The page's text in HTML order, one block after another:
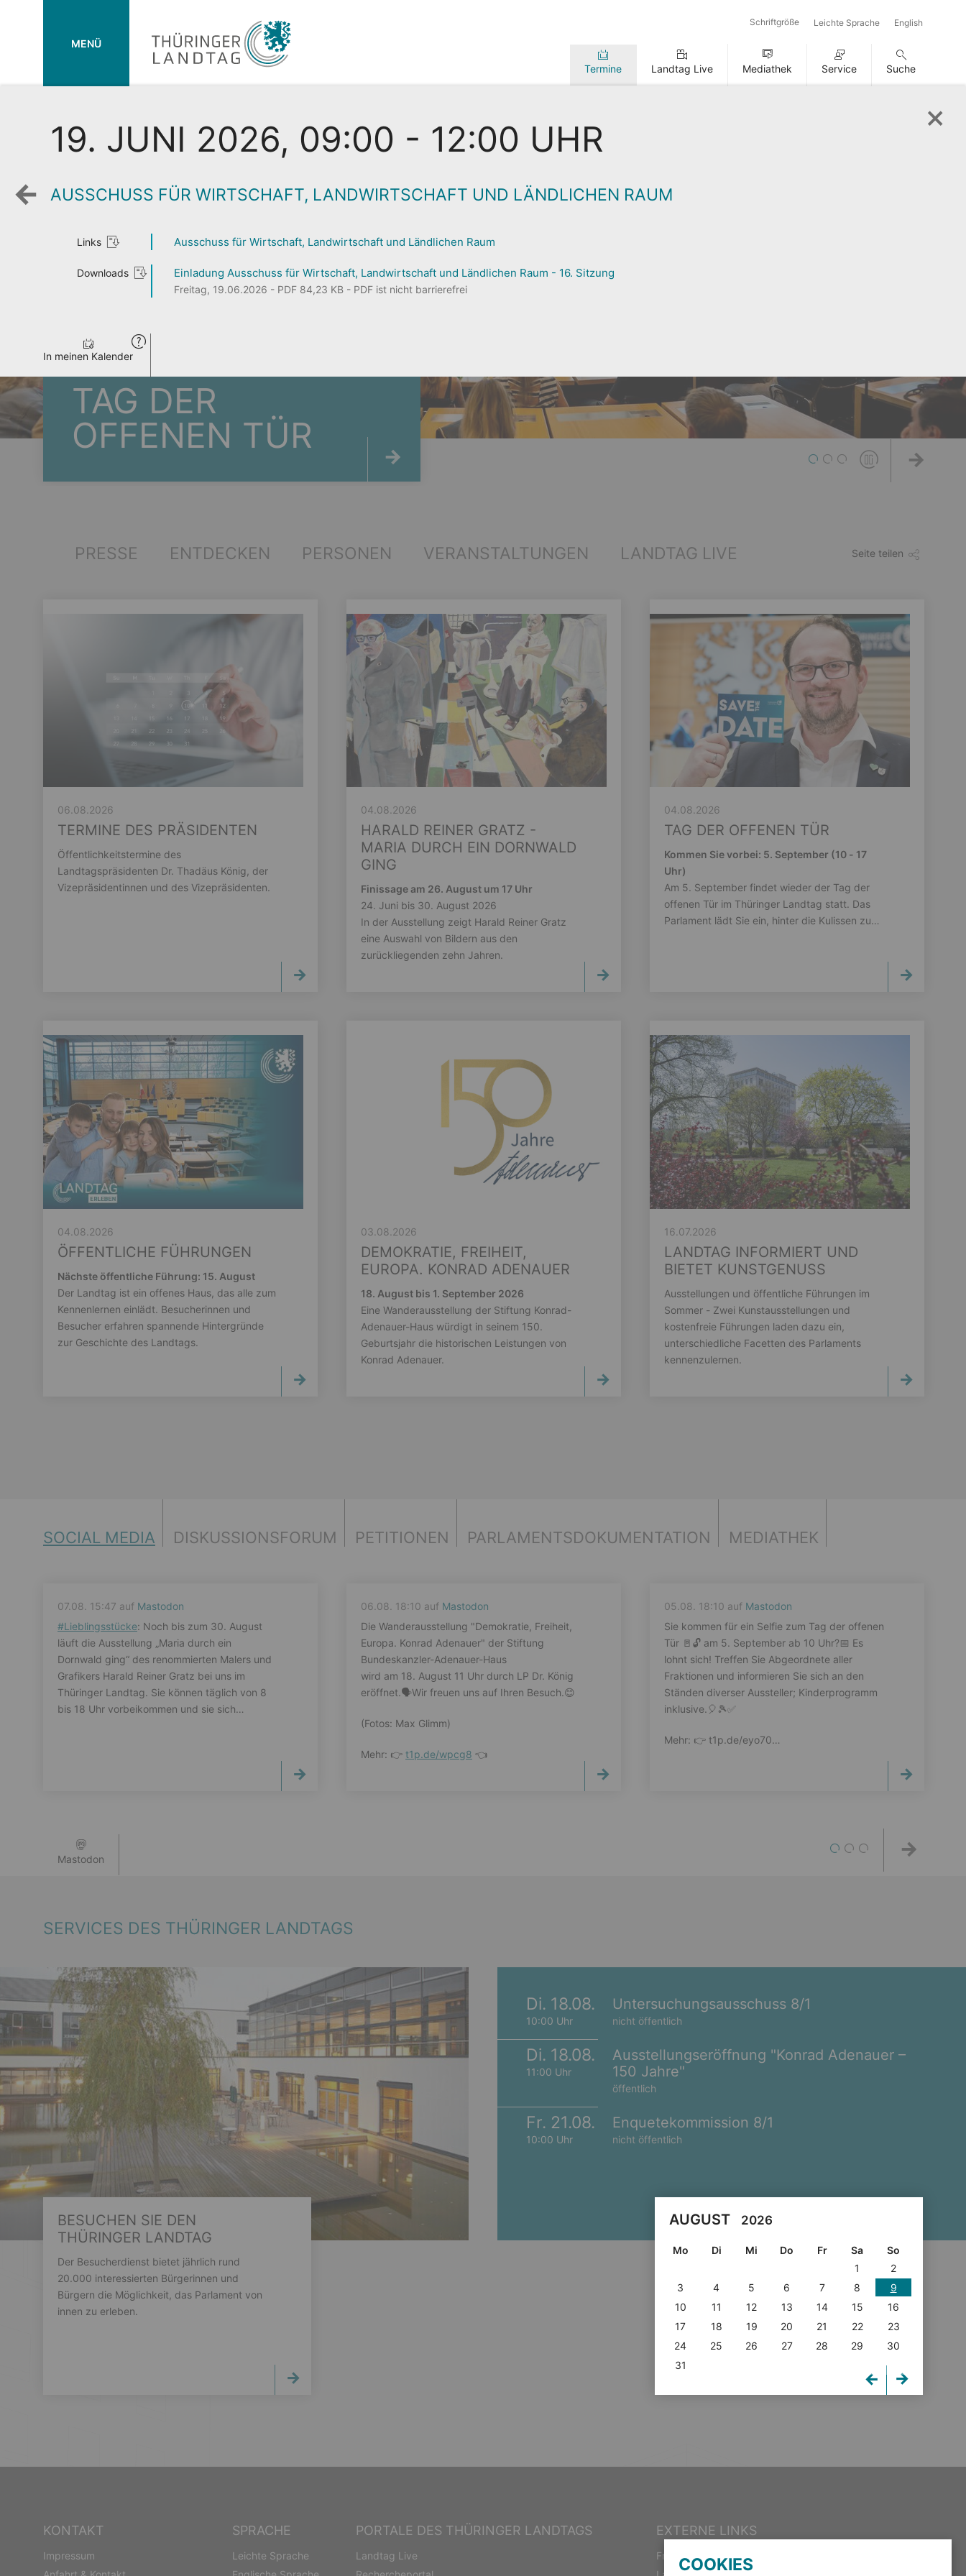
MENÜ
Schriftgröße Leichte Sprache English
Termine
Zurück
zur
19. JUNI 2026, 09:00 - 12:00 UHR
AUSSCHUSS FÜR WIRTSCHAFT, LANDWIRTSCHAFT UND LÄNDLICHEN RAUM
Links Ausschuss für Wirtschaft, Landwirtschaft und Ländlichen Raum
Downloads Einladung Ausschuss für Wirtschaft, Landwirtschaft und Ländlichen Raum - 16. Sitzung
Freitag, 19.06.2026 - PDF 84,23 KB - PDF ist nicht barrierefrei
In meinen Kalender
Landtag Live Mediathek Service Suche
TAG DER
OFFENEN TÜR
1 2
Seite teilen
PRESSE ENTDECKEN PERSONEN VERANSTALTUNGEN LANDTAG LIVE
06.08.2026
TERMINE DES PRÄSIDENTEN
Öffentlichkeitstermine des
Landtagspräsidenten Dr. Thadäus König, der
Vizepräsidentinnen und des Vizepräsidenten.
04.08.2026
HARALD REINER GRATZ -
MARIA DURCH EIN DORNWALD
GING
Finissage am 26. August um 17 Uhr
24. Juni bis 30. August 2026
In der Ausstellung zeigt Harald Reiner Gratz
eine Auswahl von Bildern aus den
zurückliegenden zehn Jahren.
04.08.2026
TAG DER OFFENEN TÜR
Kommen Sie vorbei: 5. September (10 - 17
Uhr)
Am 5. September findet wieder der Tag der
offenen Tür im Thüringer Landtag statt. Das
Parlament lädt Sie ein, hinter die Kulissen zu
04.08.2026
ÖFFENTLICHE FÜHRUNGEN
Nächste öffentliche Führung: 15. August
Der Landtag ist ein offenes Haus, das alle zum
Kennenlernen einlädt. Besucherinnen und
Besucher erfahren spannende Hintergründe
zur Geschichte des Landtags.
03.08.2026
DEMOKRATIE, FREIHEIT,
EUROPA. KONRAD ADENAUER
18. August bis 1. September 2026
Eine Wanderausstellung der Stiftung Konrad-
Adenauer-Haus würdigt in seinem 150.
Geburtsjahr die historischen Leistungen von
Konrad Adenauer.
16.07.2026
LANDTAG INFORMIERT UND
BIETET KUNSTGENUSS
Ausstellungen und öffentliche Führungen im
Sommer - Zwei Kunstausstellungen und
kostenfreie Führungen laden dazu ein,
unterschiedliche Facetten des Parlaments
kennenzulernen.
SOCIAL MEDIA DISKUSSIONSFORUM PETITIONEN PARLAMENTS­DOKUMENTATION MEDIATHEK
07.08. 15:47 auf Mastodon
#Lieblingsstücke: Noch bis zum 30. August
läuft die Ausstellung „Maria durch ein
Dornwald ging“ des renommierten Malers und
Grafikers Harald Reiner Gratz bei uns im
Thüringer Landtag. Sie können täglich von 8
bis 18 Uhr vorbeikommen und sie sich…
06.08. 18:10 auf Mastodon
Die Wanderausstellung "Demokratie, Freiheit,
Europa. Konrad Adenauer" der Stiftung
Bundeskanzler-Adenauer-Haus
wird am 18. August 11 Uhr durch LP Dr. König
eröffnet.🗣️Wir freuen uns auf Ihren Besuch.😊
(Fotos: Max Glimm)
Mehr: 👉 t1p.de/wpcg8 👈
05.08. 18:10 auf Mastodon
Sie kommen für ein Selfie zum Tag der offenen
Tür 🚪🔓️ am 5. September ab 10 Uhr?📅 Es
lohnt sich! Treffen Sie Abgeordnete aller
Fraktionen und informieren Sie sich an den
Ständen diverser Aussteller; Kinderprogramm
inklusive.🎈🎾✅️
Mehr: 👉️ t1p.de/eyo70…
1 2
Mastodon
SERVICES DES THÜRINGER LANDTAGS
BESUCHEN SIE DEN
THÜRINGER LANDTAG
Der Besucherdienst bietet jährlich rund
20.000 interessierten Bürgerinnen und
Bürgern die Möglichkeit, das Parlament von
innen zu erleben.
Di. 18.08.
10:00 Uhr
Untersuchungsausschuss 8/1
nicht öffentlich
Di. 18.08.
11:00 Uhr
Ausstellungseröffnung "Konrad Adenauer –
150 Jahre"
öffentlich
Fr. 21.08.
10:00 Uhr
Enquetekommission 8/1
nicht öffentlich
AUGUST 2026
Mo Di Mi Do Fr Sa
So
1
2
3
4 5 6 7 8
9
10
11 12 13 14 15
16
17
18 19 20 21 22
23
24
25 26 27 28 29
30
31
KONTAKT
Impressum
SPRACHE
Leichte Sprache
PORTALE DES THÜRINGER LANDTAGS
Landtag Live
EXTERNE LINKS
Freistaat Thüringen
COOKIES